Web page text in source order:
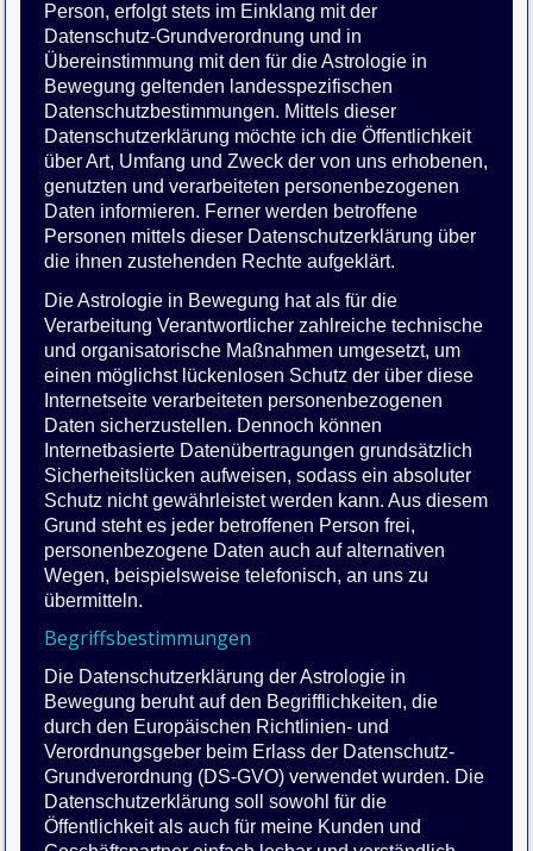
Person, erfolgt stets im Einklang mit der
Datenschutz-Grundverordnung und in
Übereinstimmung mit den für die Astrologie in
Bewegung geltenden landesspezifischen
Datenschutzbestimmungen. Mittels dieser
Datenschutzerklärung möchte ich die Öffentlichkeit
über Art, Umfang und Zweck der von uns erhobenen,
genutzten und verarbeiteten personenbezogenen
Daten informieren. Ferner werden betroffene
Personen mittels dieser Datenschutzerklärung über
die ihnen zustehenden Rechte aufgeklärt.
Die Astrologie in Bewegung hat als für die
Verarbeitung Verantwortlicher zahlreiche technische
und organisatorische Maßnahmen umgesetzt, um
einen möglichst lückenlosen Schutz der über diese
Internetseite verarbeiteten personenbezogenen
Daten sicherzustellen. Dennoch können
Internetbasierte Datenübertragungen grundsätzlich
Sicherheitslücken aufweisen, sodass ein absoluter
Schutz nicht gewährleistet werden kann. Aus diesem
Grund steht es jeder betroffenen Person frei,
personenbezogene Daten auch auf alternativen
Wegen, beispielsweise telefonisch, an uns zu
übermitteln.
Begriffsbestimmungen
Die Datenschutzerklärung der Astrologie in
Bewegung beruht auf den Begrifflichkeiten, die
durch den Europäischen Richtlinien- und
Verordnungsgeber beim Erlass der Datenschutz-
Grundverordnung (DS-GVO) verwendet wurden. Die
Datenschutzerklärung soll sowohl für die
Öffentlichkeit als auch für meine Kunden und